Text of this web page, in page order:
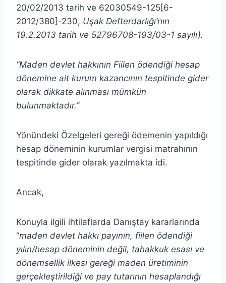
20/02/2013 tarih ve 62030549-125[6-
2012/380]-230, Uşak Defterdarlığı’nın
19.2.2013 tarih ve 52796708-193/03-1 sayılı).
“Maden devlet hakkının Fiilen ödendiği hesap
dönemine ait kurum kazancının tespitinde gider
olarak dikkate alınması mümkün
bulunmaktadır.”
Yönündeki Özelgeleri gereği ödemenin yapıldığı
hesap döneminin kurumlar vergisi matrahının
tespitinde gider olarak yazılmakta idi.
Ancak,
Konuyla ilgili ihtilaflarda Danıştay kararlarında
“maden devlet hakkı payının, fiilen ödendiği
yılın/hesap döneminin değil, tahakkuk esası ve
dönemsellik ilkesi gereği maden üretiminin
gerçekleştirildiği ve pay tutarının hesaplandığı